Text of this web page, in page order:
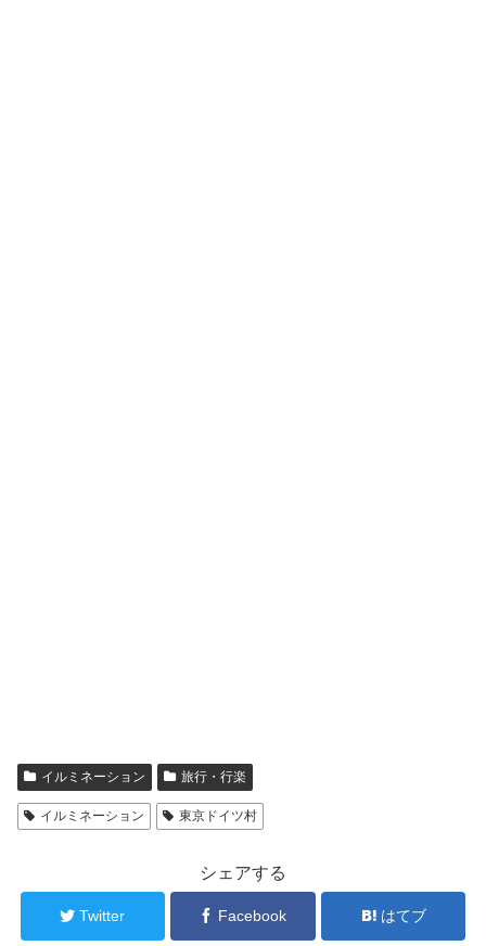
イルミネーション 旅行・行楽
イルミネーション 東京ドイツ村
シェアする
Twitter Facebook はてブ